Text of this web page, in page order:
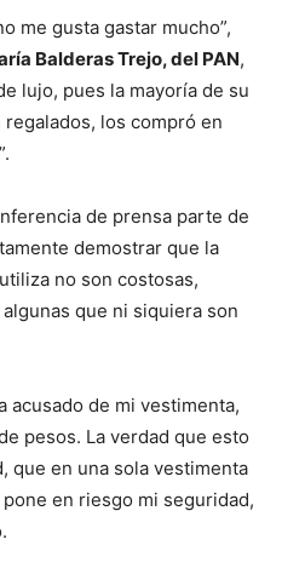
me gusta gastar mucho”,
Balderas Trejo, del PAN,
lujo, pues la mayoría de su
los compró en
de prensa parte de
demostrar que la
no son costosas,
que ni siquiera son
acusado de mi vestimenta,
pesos. La verdad que esto
que en una sola vestimenta
en riesgo mi seguridad,